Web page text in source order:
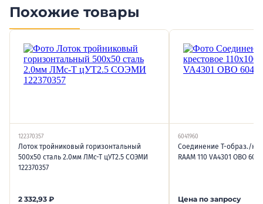
Похожие товары
122370357
Лоток тройниковый горизонтальный
500х50 сталь 2.0мм ЛМс-Т цУТ2.5 СОЭМИ
122370357
2 332,93 ₽
6041960
Соединение Т-образ./
RAAM 110 VA4301 OBO
Цена по запросу